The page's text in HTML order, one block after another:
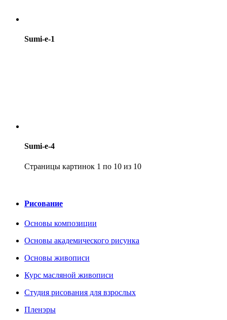
Sumi-e-1
Sumi-e-4
Страницы картинок 1 по 10 из 10
Рисование
Основы композиции
Основы академического рисунка
Основы живописи
Курс масляной живописи
Студия рисования для взрослых
Пленэры